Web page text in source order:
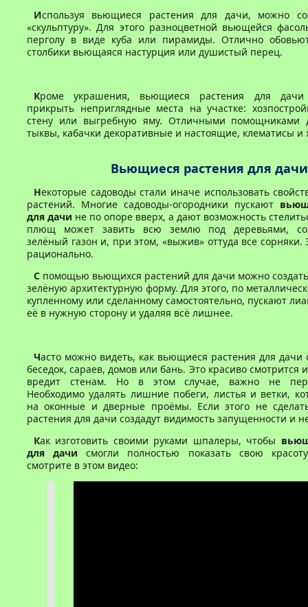
Используя вьющиеся растения для дачи, можно
«скульптуру». Для этого разноцветной вьющейся
перголу в виде куба или пирамиды. Отлично
столбики вьющаяся настурция или душистый перец.
Кроме украшения, вьющиеся растения для дачи
прикрыть неприглядные места на участке:
стену или выгребную яму. Отличными помощниками
тыквы, кабачки декоративные и настоящие, клематисы и
Вьющиеся растения для дачи
Некоторые садоводы стали иначе использовать
растений. Многие садоводы-огородники пускают
для дачи не по опоре вверх, а дают возможность
плющ может завить всю землю под деревьями,
зелёный газон и, при этом, «выжив» оттуда все сорняки.
рационально.
С помощью вьющихся растений для дачи можно
зелёную архитектурную форму. Для этого, по
купленному или сделанному самостоятельно, пускают
её в нужную сторону и удаляя всё лишнее.
Часто можно видеть, как вьющиеся растения для дачи
беседок, сараев, домов или бань. Это красиво смотрится
вредит стенам. Но в этом случае, важно не
Необходимо удалять лишние побеги, листья и ветки,
на оконные и дверные проёмы. Если этого не
растения для дачи создадут видимость запущенности и
Как изготовить своими руками шпалеры, чтобы
для дачи смогли полностью показать свою
смотрите в этом видео: